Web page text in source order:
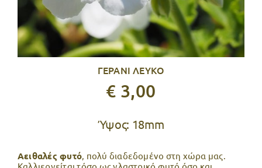
ΓΕΡΑΝΙ ΛΕΥΚΟ
€ 3,00
Ύψος: 18mm
Αειθαλές φυτό, πολύ διαδεδομένο στη χώρα μας.